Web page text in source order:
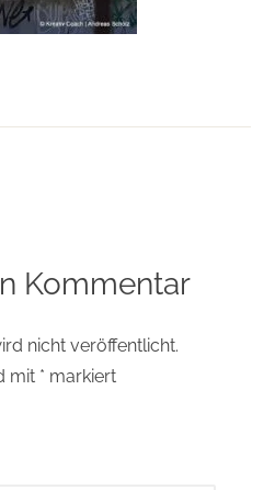
Kommentar
nicht veröffentlicht.
mit * markiert